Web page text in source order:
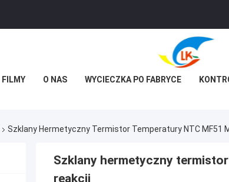
FILMY O NAS WYCIECZKA PO FABRYCE
Szklany Hermetyczny Termistor Temperatury NTC MF51
Szklany hermetyczny
reakcji